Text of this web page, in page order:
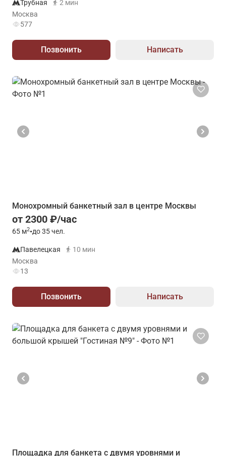
Трубная
2 мин
Москва
577
Позвонить Написать
Монохромный банкетный зал в центре Москвы
от 2300 ₽/час
65 м2•до 35 чел.
Павелецкая
10 мин
Москва
13
Позвонить Написать
Площадка для банкета с двумя уровнями и